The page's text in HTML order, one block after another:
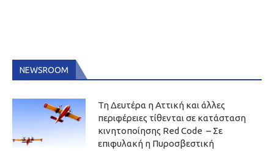
NEWSROOM
Τη Δευτέρα η Αττική και άλλες
περιφέρειες τίθενται σε κατάσταση
κινητοποίησης Red Code – Σε
επιφυλακή η Πυροσβεστική